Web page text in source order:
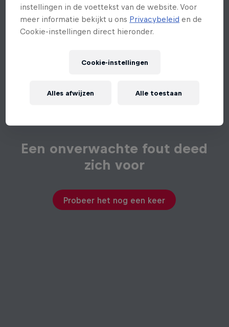
Een onverwachte fout deed
zich voor
Probeer het nog een keer
instellingen in de voettekst van de website. Voor
meer informatie bekijkt u ons Privacybeleid en de
Cookie-instellingen direct hieronder.
Cookie-instellingen
Alles afwijzen Alle toestaan